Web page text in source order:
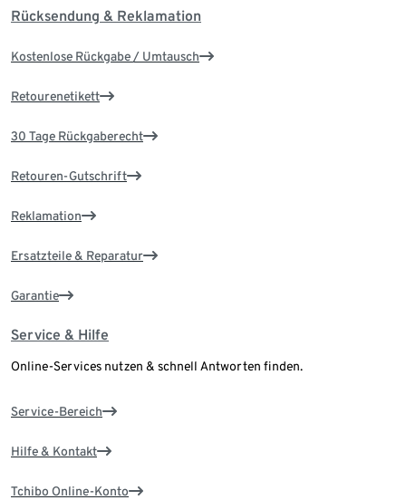
Rücksendung & Reklamation
Kostenlose Rückgabe / Umtausch
Retourenetikett
30 Tage Rückgaberecht
Retouren-Gutschrift
Reklamation
Ersatzteile & Reparatur
Garantie
Service & Hilfe
Online-Services nutzen & schnell Antworten finden.
Service-Bereich
Hilfe & Kontakt
Tchibo Online-Konto